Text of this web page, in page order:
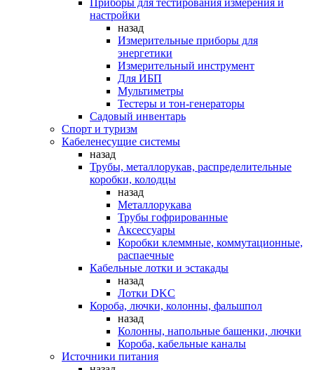
Приборы для тестирования измерения и
настройки
назад
Измерительные приборы для
энергетики
Измерительный инструмент
Для ИБП
Мультиметры
Тестеры и тон-генераторы
Садовый инвентарь
Спорт и туризм
Кабеленесущие системы
назад
Трубы, металлорукав, распределительные
коробки, колодцы
назад
Металлорукава
Трубы гофрированные
Аксессуары
Коробки клеммные, коммутационные,
распаечные
Кабельные лотки и эстакады
назад
Лотки DKC
Короба, лючки, колонны, фальшпол
назад
Колонны, напольные башенки, лючки
Короба, кабельные каналы
Источники питания